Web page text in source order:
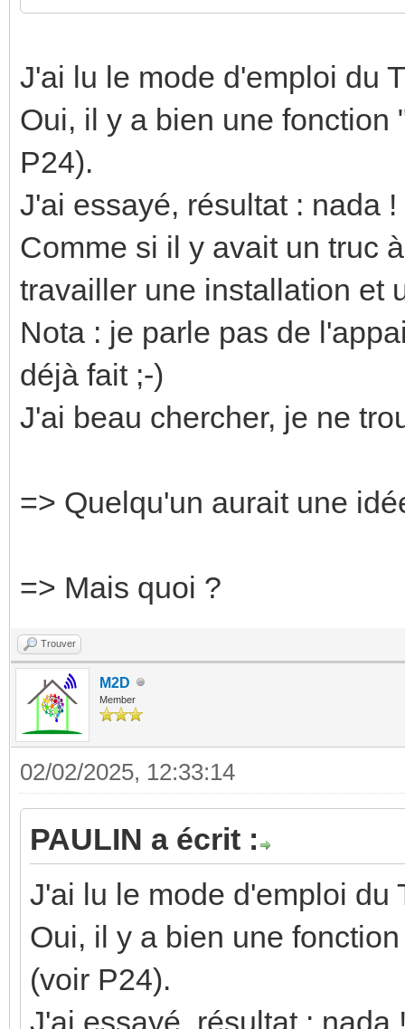
J'ai lu le mode d'emploi du
Oui, il y a bien une
P24).
J'ai essayé, résultat : nada !
Comme si il y avait un truc
travailler une installation et
Nota : je parle pas de
déjà fait ;-)
J'ai beau chercher, je ne
=> Quelqu'un aurait une
=> Mais quoi ?
Trouver
M2D
Member
02/02/2025, 12:33:14
PAULIN a écrit :
J'ai lu le mode d'emploi du
Oui, il y a bien une
(voir P24).
J'ai essayé, résultat : nada